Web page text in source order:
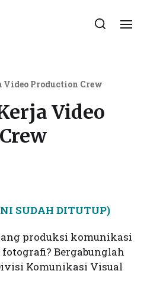
Video Production Crew
Video
SUDAH DITUTUP)
produksi komunikasi
Bergabunglah
Komunikasi Visual